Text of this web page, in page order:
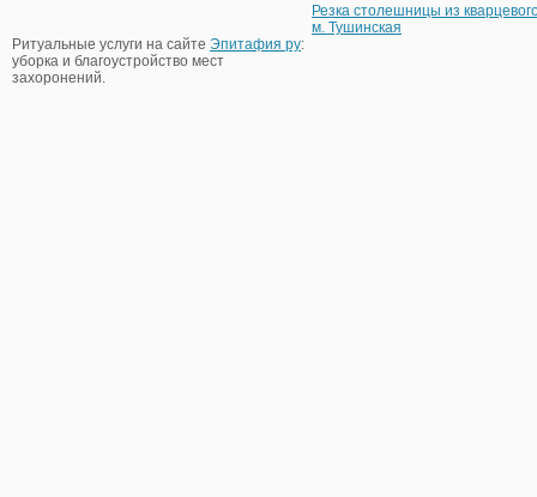
Резка столешницы из
м. Тушинская
Ритуальные услуги на сайте Эпитафия ру:
уборка и благоустройство мест
захоронений.